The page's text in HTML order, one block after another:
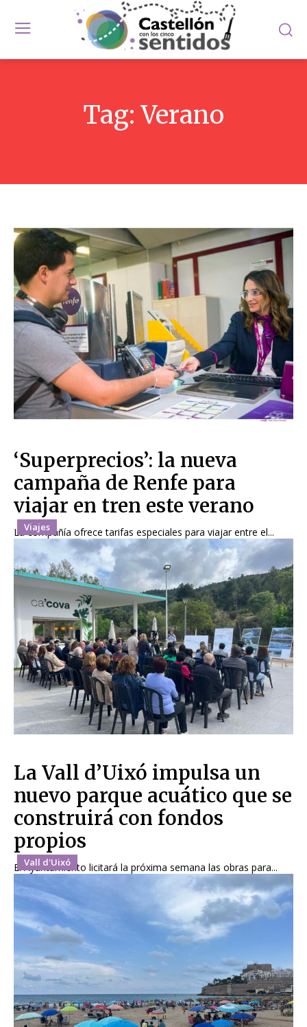
Tag:Verano
Viajes
‘Superprecios’: la nueva
campaña de Renfe para
viajar en tren este verano
La compañía ofrece tarifas especiales para viajar entre el...
Vall d'Uixó
La Vall d’Uixó impulsa un
nuevo parque acuático que se
construirá con fondos
propios
El Ayuntamiento licitará la próxima semana las obras para...